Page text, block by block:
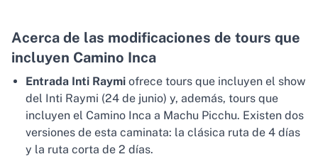
Acerca de las modificaciones de tours que
incluyen Camino Inca
Entrada Inti Raymi ofrece tours que incluyen el show
del Inti Raymi (24 de junio) y, además, tours que
incluyen el Camino Inca a Machu Picchu. Existen dos
versiones de esta caminata: la clásica ruta de 4 días
y la ruta corta de 2 días.